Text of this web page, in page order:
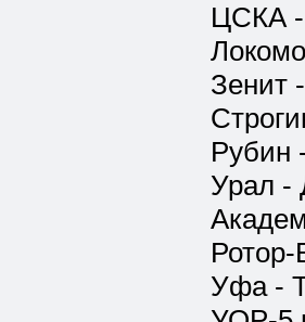
ЦСКА -
Зенит
Рубин
Урал -
Ротор-
Уфа -